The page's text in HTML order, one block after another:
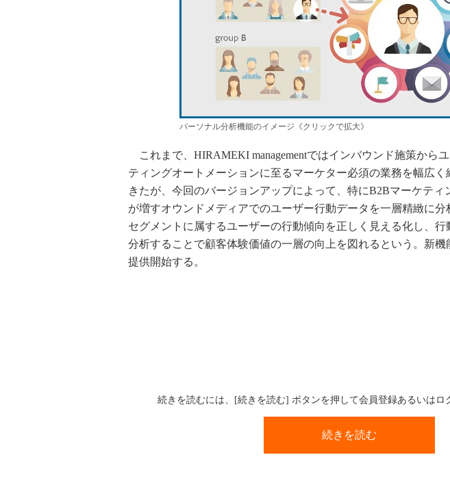
パーソナル分析機能のイメージ《クリックで拡大》
これまで、HIRAMEKI managementではインバウンド施策から
ティングオートメーションに至るマーケター必須の業務を幅広く
きたが、今回のバージョンアップによって、特にB2Bマーケティ
が増すオウンドメディアでのユーザー行動データを一層精緻に
セグメントに属するユーザーの行動傾向を正しく見える化し、
分析することで顧客体験価値の一層の向上を図れるという。新機
提供開始する。
続きを読むには、[続きを読む] ボタンを押して会員登録あるいはロ
続きを読む